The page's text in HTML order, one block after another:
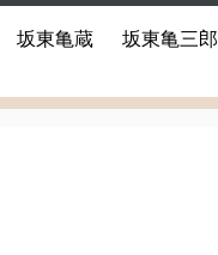
坂東亀蔵 坂東亀三郎